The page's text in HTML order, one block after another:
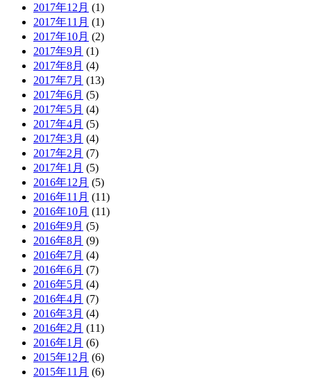
2017年12月 (1)
2017年11月 (1)
2017年10月 (2)
2017年9月 (1)
2017年8月 (4)
2017年7月 (13)
2017年6月 (5)
2017年5月 (4)
2017年4月 (5)
2017年3月 (4)
2017年2月 (7)
2017年1月 (5)
2016年12月 (5)
2016年11月 (11)
2016年10月 (11)
2016年9月 (5)
2016年8月 (9)
2016年7月 (4)
2016年6月 (7)
2016年5月 (4)
2016年4月 (7)
2016年3月 (4)
2016年2月 (11)
2016年1月 (6)
2015年12月 (6)
2015年11月 (6)